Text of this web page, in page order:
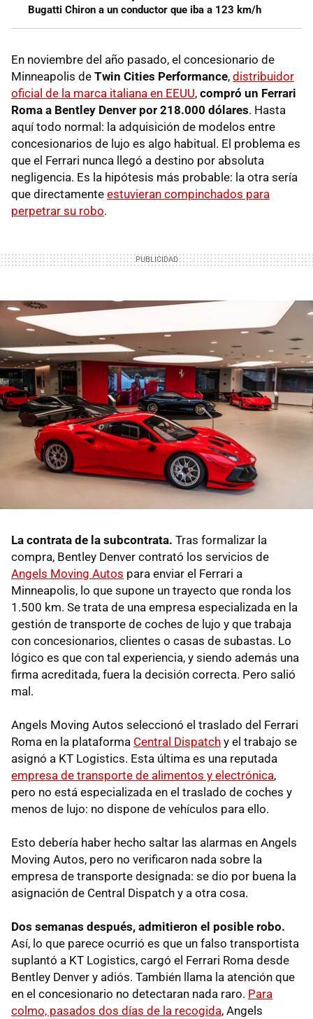
Bugatti Chiron a un conductor que iba a 123 km/h
En noviembre del año pasado, el concesionario de
Minneapolis de Twin Cities Performance, distribuidor
oficial de la marca italiana en EEUU, compró un Ferrari
Roma a Bentley Denver por 218.000 dólares. Hasta
aquí todo normal: la adquisición de modelos entre
concesionarios de lujo es algo habitual. El problema es
que el Ferrari nunca llegó a destino por absoluta
negligencia. Es la hipótesis más probable: la otra sería
que directamente estuvieran compinchados para
perpetrar su robo.
La contrata de la subcontrata. Tras formalizar la
compra, Bentley Denver contrató los servicios de
Angels Moving Autos para enviar el Ferrari a
Minneapolis, lo que supone un trayecto que ronda los
1.500 km. Se trata de una empresa especializada en la
gestión de transporte de coches de lujo y que trabaja
con concesionarios, clientes o casas de subastas. Lo
lógico es que con tal experiencia, y siendo además una
firma acreditada, fuera la decisión correcta. Pero salió
mal.
Angels Moving Autos seleccionó el traslado del Ferrari
Roma en la plataforma Central Dispatch y el trabajo se
asignó a KT Logistics. Esta última es una reputada
empresa de transporte de alimentos y electrónica,
pero no está especializada en el traslado de coches y
menos de lujo: no dispone de vehículos para ello.
Esto debería haber hecho saltar las alarmas en Angels
Moving Autos, pero no verificaron nada sobre la
empresa de transporte designada: se dio por buena la
asignación de Central Dispatch y a otra cosa.
Dos semanas después, admitieron el posible robo.
Así, lo que parece ocurrió es que un falso transportista
suplantó a KT Logistics, cargó el Ferrari Roma desde
Bentley Denver y adiós. También llama la atención que
en el concesionario no detectaran nada raro. Para
colmo, pasados dos días de la recogida, Angels